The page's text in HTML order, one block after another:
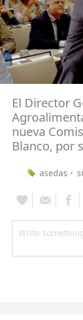
El Director
nueva
Blanco, por
asedas